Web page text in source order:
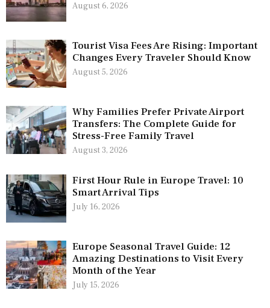
August 6, 2026
Tourist Visa Fees Are Rising: Important
Changes Every Traveler Should Know
August 5, 2026
Why Families Prefer Private Airport
Transfers: The Complete Guide for
Stress-Free Family Travel
August 3, 2026
First Hour Rule in Europe Travel: 10
Smart Arrival Tips
July 16, 2026
Europe Seasonal Travel Guide: 12
Amazing Destinations to Visit Every
Month of the Year
July 15, 2026